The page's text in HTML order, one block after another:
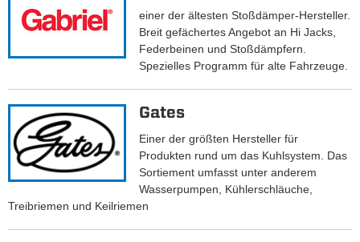
einer der ältesten Stoßdämper-Hersteller.
Breit gefächertes Angebot an Hi Jacks,
Federbeinen und Stoßdämpfern.
Spezielles Programm für alte Fahrzeuge.
Gates
Einer der größten Hersteller für
Produkten rund um das Kuhlsystem. Das
Sortiement umfasst unter anderem
Wasserpumpen, Kühlerschläuche,
Treibriemen und Keilriemen